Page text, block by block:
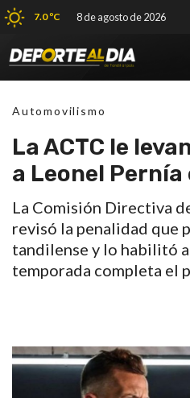
7.0 ºC 8 de agosto de 2026
Automovilismo
La ACTC le
a Leonel Pernía
La Comisión Directiva
revisó la penalidad que
tandilense y lo habilitó
temporada completa el